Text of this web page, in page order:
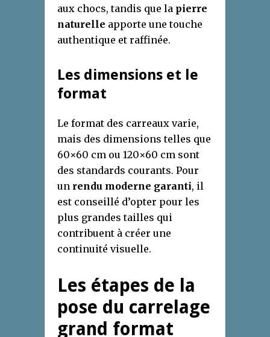
aux chocs, tandis que la pierre
naturelle apporte une touche
authentique et raffinée.
Les dimensions et le
format
Le format des carreaux varie,
mais des dimensions telles que
60×60 cm ou 120×60 cm sont
des standards courants. Pour
un rendu moderne garanti, il
est conseillé d’opter pour les
plus grandes tailles qui
contribuent à créer une
continuité visuelle.
Les étapes de la
pose du carrelage
grand format